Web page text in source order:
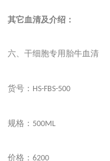
其它血清及介绍：
六、干细胞专用胎牛血清
货号： HS-FBS-500
规格： 500ML
价格：6200